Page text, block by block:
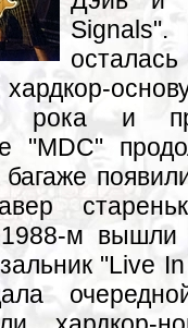
рока и
"MDC"
м вышли
"Live